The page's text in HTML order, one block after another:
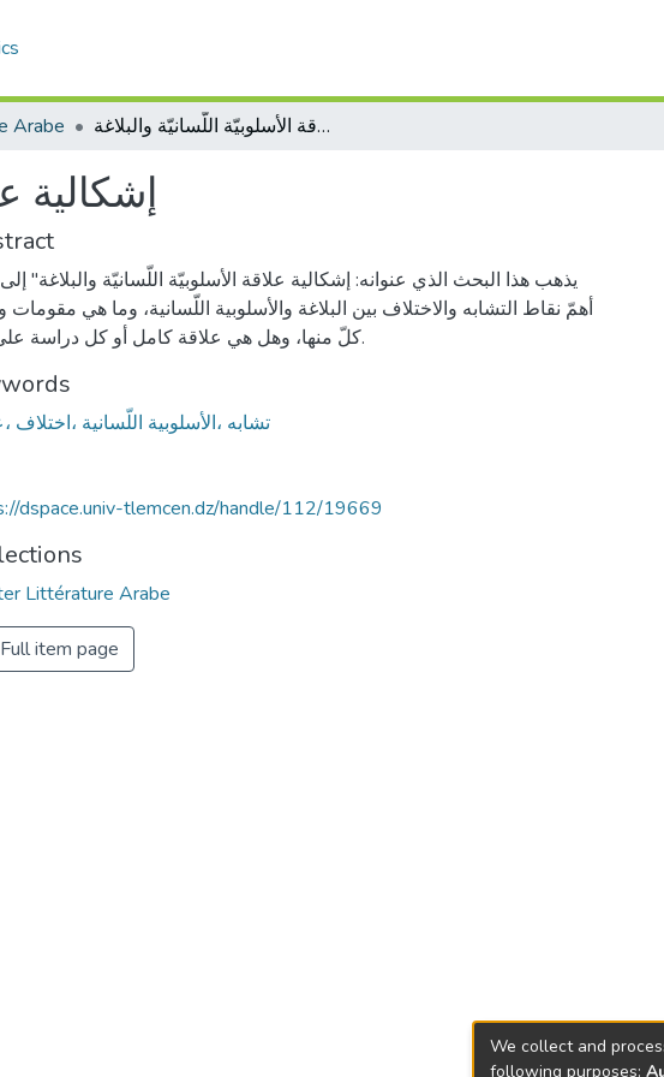
Arabe إشكالية علاقة الأسلوبيّة اللّسانيّة والبلاغة
إشكالية
يذهب هذا البحث الذي عنوانه: إشكالية علاقة الأسلوبيّة اللّسانيّة والبلاغة" إلى
أهمّ نقاط التشابه والاختلاف بين البلاغة والأسلوبية اللّسانية، وما هي مقومات
كلّ منها، وهل هي علاقة كامل أو كل دراسة على حدا.
تشابه ،الأسلوبية اللّسانية ،اختلاف
dspace.univ-tlemcen.dz/handle/112/19669
Littérature Arabe
Full item page
We collect and
following purposes: